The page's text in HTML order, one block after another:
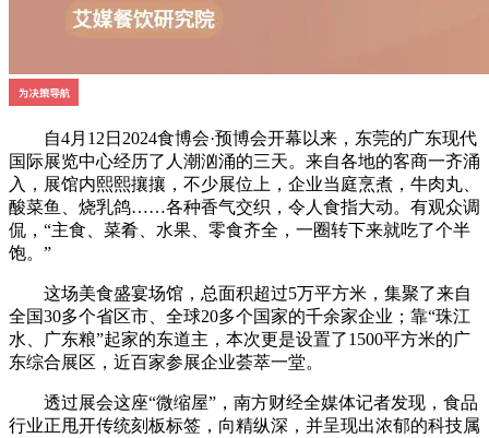
自4月12日2024食博会·预博会开幕以来，东莞的广东现代
国际展览中心经历了人潮汹涌的三天。来自各地的客商一齐涌
入，展馆内熙熙攘攘，不少展位上，企业当庭烹煮，牛肉丸、
酸菜鱼、烧乳鸽……各种香气交织，令人食指大动。有观众调
侃，“主食、菜肴、水果、零食齐全，一圈转下来就吃了个半
饱。”
这场美食盛宴场馆，总面积超过5万平方米，集聚了来自
全国30多个省区市、全球20多个国家的千余家企业；靠“珠江
水、广东粮”起家的东道主，本次更是设置了1500平方米的广
东综合展区，近百家参展企业荟萃一堂。
透过展会这座“微缩屋”，南方财经全媒体记者发现，食品
行业正甩开传统刻板标签，向精纵深，并呈现出浓郁的科技属